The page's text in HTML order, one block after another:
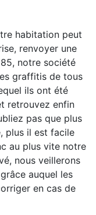
habitation peut
renvoyer une
notre société
graffitis de tous
ils ont été
retrouvez enfin
pas que plus
plus il est facile
au plus vite notre
nous veillerons
auquel les
en cas de